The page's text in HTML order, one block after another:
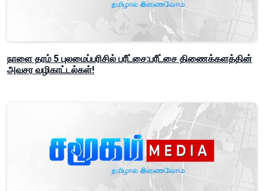
நாளை தரம் 5 புலமைப்பரிசில் பரீட்சை:பரீட்சை திணைக்களத்தின்
அவசர வழிகாட்டல்கள்!